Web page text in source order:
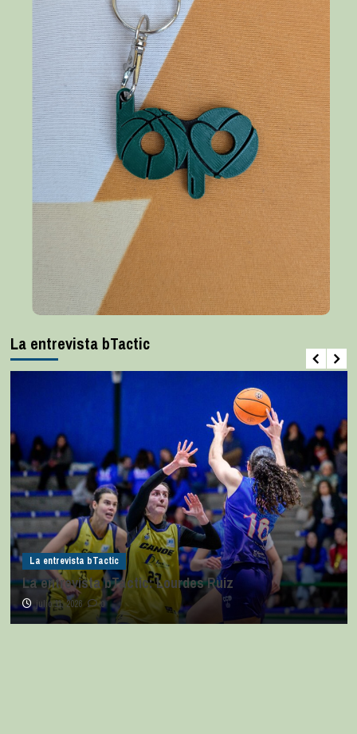
La entrevista bTactic
La entrevista bTactic
La entrevista bTactic: Lourdes Ruiz
julio 11, 2026 0